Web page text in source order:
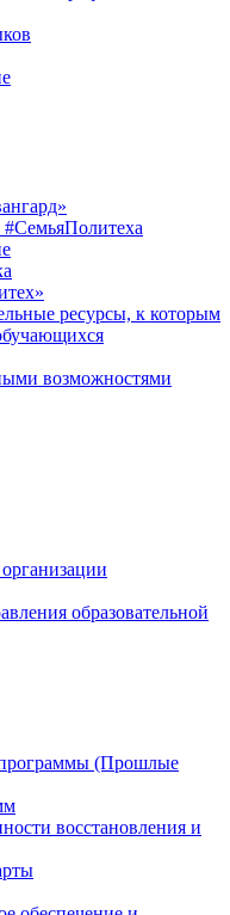
ресурсы, к которым
возможностями
образовательной
(Прошлые
восстановления и